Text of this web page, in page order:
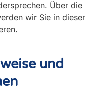
Über die
wir Sie in dieser
und